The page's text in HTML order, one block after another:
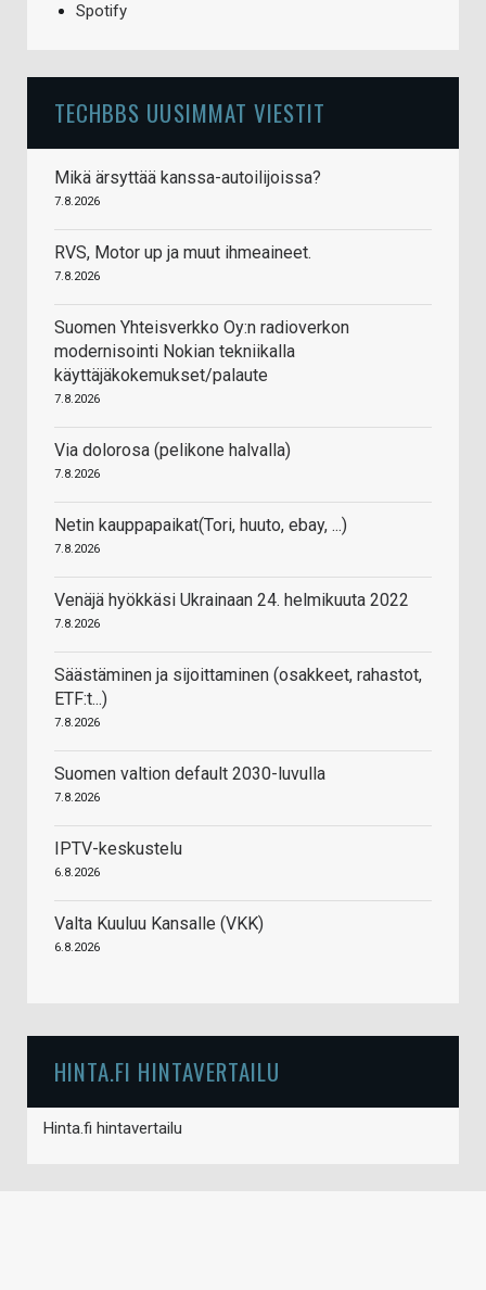
Spotify
TECHBBS UUSIMMAT VIESTIT
Mikä ärsyttää kanssa-autoilijoissa?
7.8.2026
RVS, Motor up ja muut ihmeaineet.
7.8.2026
Suomen Yhteisverkko Oy:n radioverkon
modernisointi Nokian tekniikalla
käyttäjäkokemukset/palaute
7.8.2026
Via dolorosa (pelikone halvalla)
7.8.2026
Netin kauppapaikat(Tori, huuto, ebay, ...)
7.8.2026
Venäjä hyökkäsi Ukrainaan 24. helmikuuta 2022
7.8.2026
Säästäminen ja sijoittaminen (osakkeet, rahastot,
ETF:t...)
7.8.2026
Suomen valtion default 2030-luvulla
7.8.2026
IPTV-keskustelu
6.8.2026
Valta Kuuluu Kansalle (VKK)
6.8.2026
HINTA.FI HINTAVERTAILU
Hinta.fi hintavertailu